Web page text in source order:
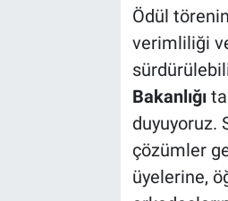
Ödül
verimliliği
Bakanlığı
duyuyoruz.
çözümler
üyelerine,